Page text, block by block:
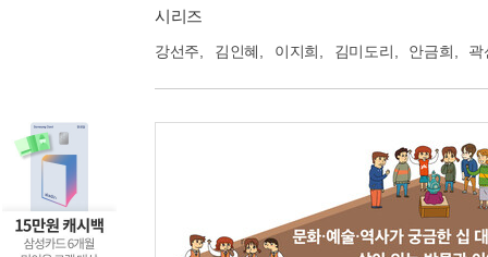
시리즈
강선주 김인혜 이지희 김미도리 안금희 곽